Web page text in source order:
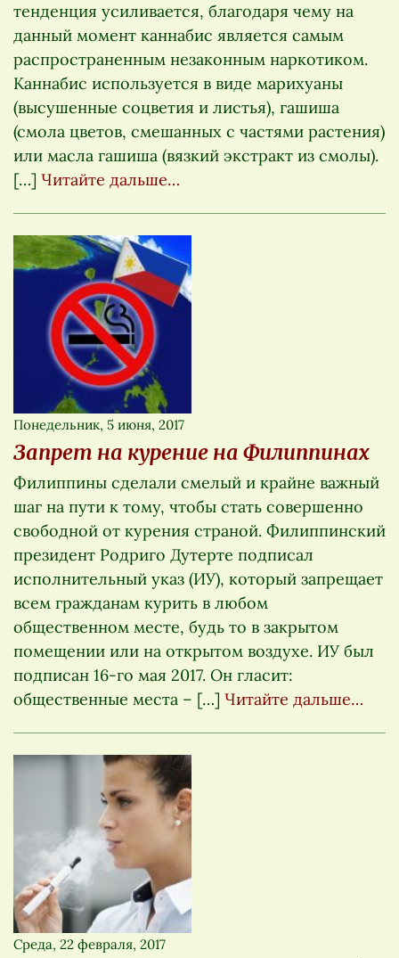
тенденция усиливается, благодаря чему на
данный момент каннабис является самым
распространенным незаконным наркотиком.
Каннабис используется в виде марихуаны
(высушенные соцветия и листья), гашиша
(смола цветов, смешанных с частями растения)
или масла гашиша (вязкий экстракт из смолы).
[…] Читайте дальше…
Понедельник, 5 июня, 2017
Запрет на курение на Филиппинах
Филиппины сделали смелый и крайне важный
шаг на пути к тому, чтобы стать совершенно
свободной от курения страной. Филиппинский
президент Родриго Дутерте подписал
исполнительный указ (ИУ), который запрещает
всем гражданам курить в любом
общественном месте, будь то в закрытом
помещении или на открытом воздухе. ИУ был
подписан 16-го мая 2017. Он гласит:
общественные места – […] Читайте дальше…
Среда, 22 февраля, 2017